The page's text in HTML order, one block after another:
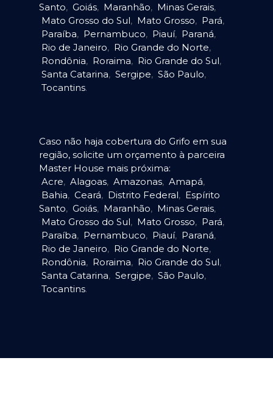
Santo, Goiás, Maranhão, Minas Gerais,
Mato Grosso do Sul, Mato Grosso, Pará,
Paraíba, Pernambuco, Piauí, Paraná,
Rio de Janeiro, Rio Grande do Norte,
Rondônia, Roraima, Rio Grande do Sul,
Santa Catarina, Sergipe, São Paulo,
Tocantins.
Caso não haja cobertura do Grifo em sua
região, solicite um orçamento à parceira
Master House mais próxima:
Acre, Alagoas, Amazonas, Amapá,
Bahia, Ceará, Distrito Federal, Espírito
Santo, Goiás, Maranhão, Minas Gerais,
Mato Grosso do Sul, Mato Grosso, Pará,
Paraíba, Pernambuco, Piauí, Paraná,
Rio de Janeiro, Rio Grande do Norte,
Rondônia, Roraima, Rio Grande do Sul,
Santa Catarina, Sergipe, São Paulo,
Tocantins.